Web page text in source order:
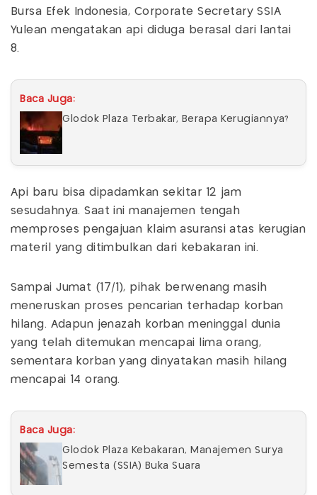
Bursa Efek Indonesia, Corporate Secretary SSIA
Yulean mengatakan api diduga berasal dari lantai
8.
Baca Juga:
Glodok Plaza Terbakar, Berapa Kerugiannya?
Api baru bisa dipadamkan sekitar 12 jam
sesudahnya. Saat ini manajemen tengah
memproses pengajuan klaim asuransi atas kerugian
materil yang ditimbulkan dari kebakaran ini.
Sampai Jumat (17/1), pihak berwenang masih
meneruskan proses pencarian terhadap korban
hilang. Adapun jenazah korban meninggal dunia
yang telah ditemukan mencapai lima orang,
sementara korban yang dinyatakan masih hilang
mencapai 14 orang.
Baca Juga:
Glodok Plaza Kebakaran, Manajemen Surya
Semesta (SSIA) Buka Suara